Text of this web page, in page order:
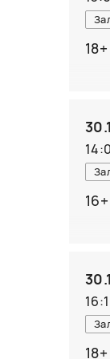
18+
16+
18+